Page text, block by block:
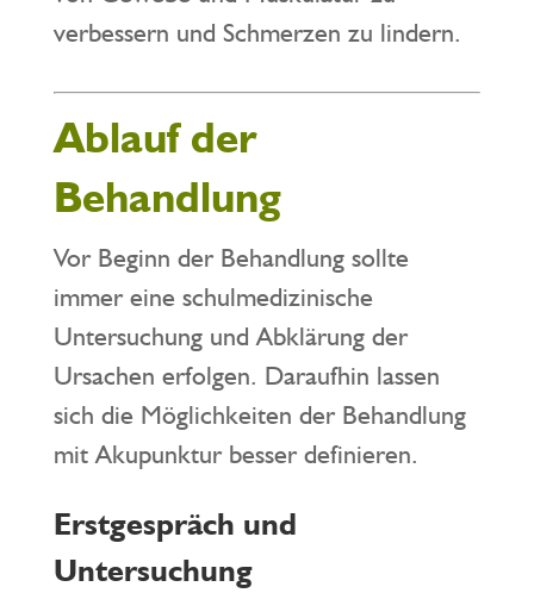
verbessern und Schmerzen zu lindern.
Ablauf der
Behandlung
Vor Beginn der Behandlung sollte
immer eine schulmedizinische
Untersuchung und Abklärung der
Ursachen erfolgen. Daraufhin lassen
sich die Möglichkeiten der Behandlung
mit Akupunktur besser definieren.
Erstgespräch und
Untersuchung